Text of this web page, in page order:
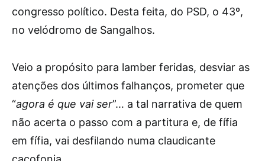
congresso político. Desta feita, do PSD, o 43º,
no velódromo de Sangalhos.
Veio a propósito para lamber feridas, desviar as
atenções dos últimos falhanços, prometer que
“agora é que vai ser”… a tal narrativa de quem
não acerta o passo com a partitura e, de fífia
em fífia, vai desfilando numa claudicante